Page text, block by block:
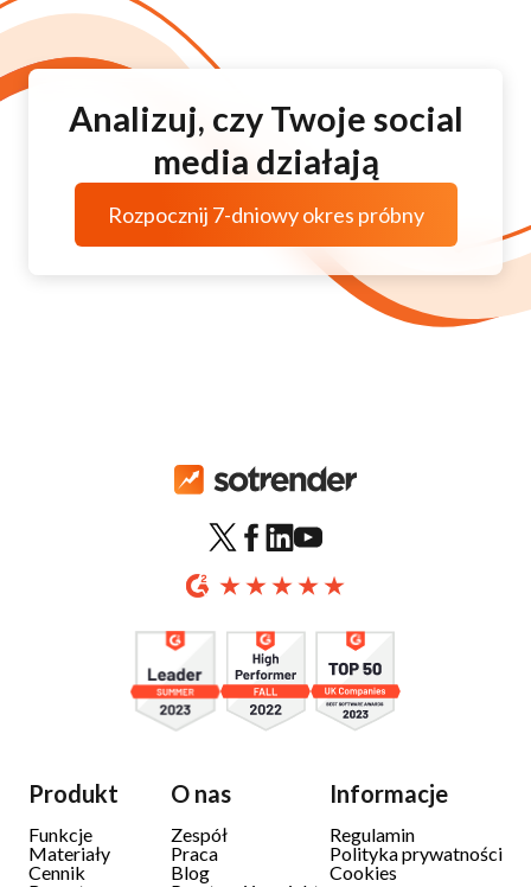
Analizuj, czy Twoje social
media działają
Rozpocznij 7-dniowy okres próbny
Produkt
Funkcje
Materiały
Cennik
O nas
Zespół
Praca
Blog
Informacje
Regulamin
Polityka prywatności
Cookies